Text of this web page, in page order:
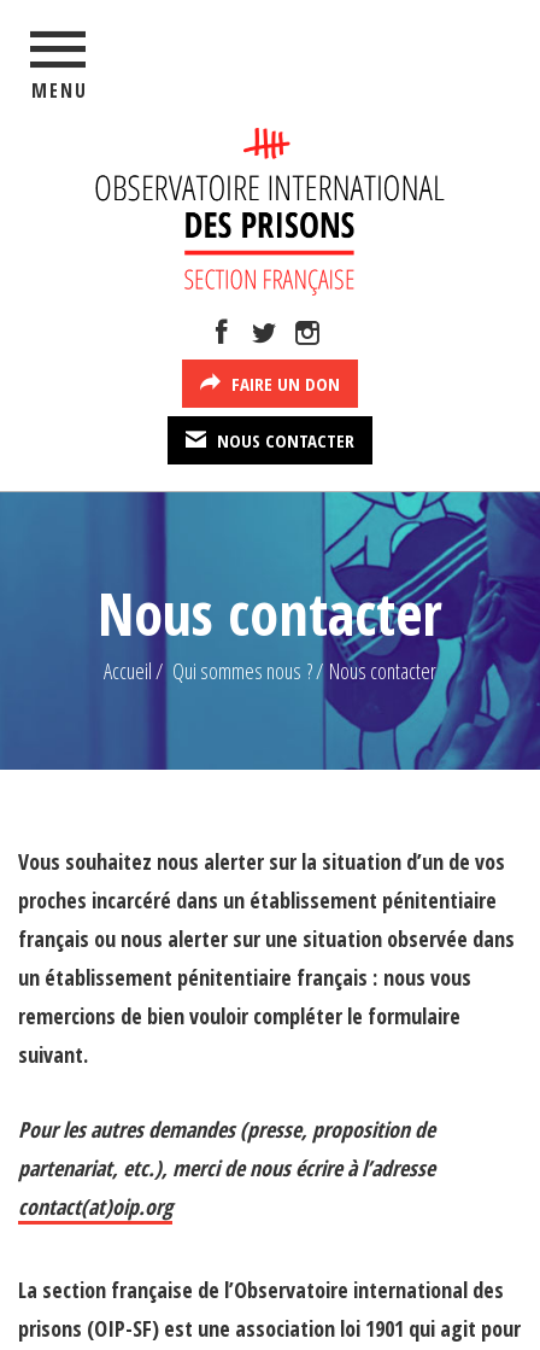
MENU
FAIRE UN DON
NOUS CONTACTER
Nous contacter
Accueil Qui sommes nous ? Nous contacter
Vous souhaitez nous alerter sur la situation d’un de vos
proches incarcéré dans un établissement pénitentiaire
français ou nous alerter sur une situation observée dans
un établissement pénitentiaire français : nous vous
remercions de bien vouloir compléter le formulaire
suivant.
Pour les autres demandes (presse, proposition de
partenariat, etc.), merci de nous écrire à l’adresse
contact(at)oip.org
La section française de l’Observatoire international des
prisons (OIP-SF) est une association loi 1901 qui agit pour